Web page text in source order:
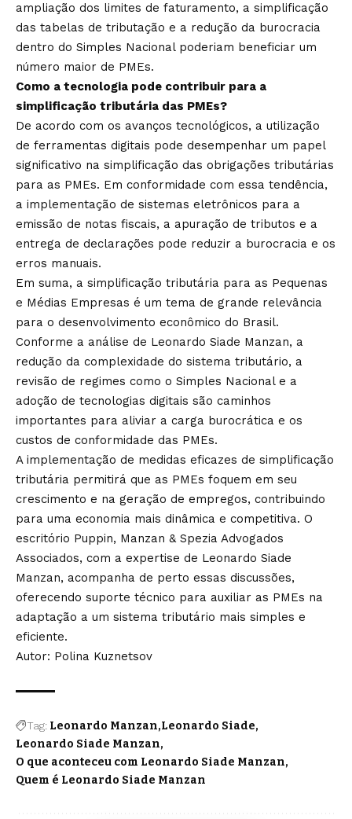
ampliação dos limites de faturamento, a simplificação
das tabelas de tributação e a redução da burocracia
dentro do Simples Nacional poderiam beneficiar um
número maior de PMEs.
Como a tecnologia pode contribuir para a
simplificação tributária das PMEs?
De acordo com os avanços tecnológicos, a utilização
de ferramentas digitais pode desempenhar um papel
significativo na simplificação das obrigações tributárias
para as PMEs. Em conformidade com essa tendência,
a implementação de sistemas eletrônicos para a
emissão de notas fiscais, a apuração de tributos e a
entrega de declarações pode reduzir a burocracia e os
erros manuais.
Em suma, a simplificação tributária para as Pequenas
e Médias Empresas é um tema de grande relevância
para o desenvolvimento econômico do Brasil.
Conforme a análise de Leonardo Siade Manzan, a
redução da complexidade do sistema tributário, a
revisão de regimes como o Simples Nacional e a
adoção de tecnologias digitais são caminhos
importantes para aliviar a carga burocrática e os
custos de conformidade das PMEs.
A implementação de medidas eficazes de simplificação
tributária permitirá que as PMEs foquem em seu
crescimento e na geração de empregos, contribuindo
para uma economia mais dinâmica e competitiva. O
escritório Puppin, Manzan & Spezia Advogados
Associados, com a expertise de Leonardo Siade
Manzan, acompanha de perto essas discussões,
oferecendo suporte técnico para auxiliar as PMEs na
adaptação a um sistema tributário mais simples e
eficiente.
Autor: Polina Kuznetsov
Tag: Leonardo Manzan Leonardo Siade
Leonardo Siade Manzan
O que aconteceu com Leonardo Siade Manzan
Quem é Leonardo Siade Manzan